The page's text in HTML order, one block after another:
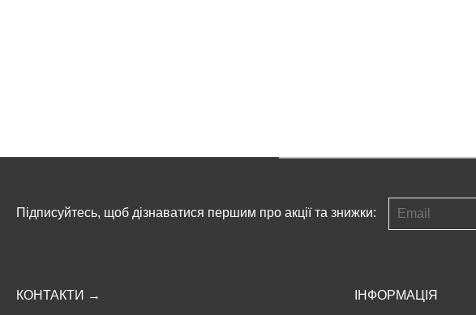
Підписуйтесь, щоб дізнаватися першим про акції та знижки:
КОНТАКТИ → ІНФОРМАЦІЯ